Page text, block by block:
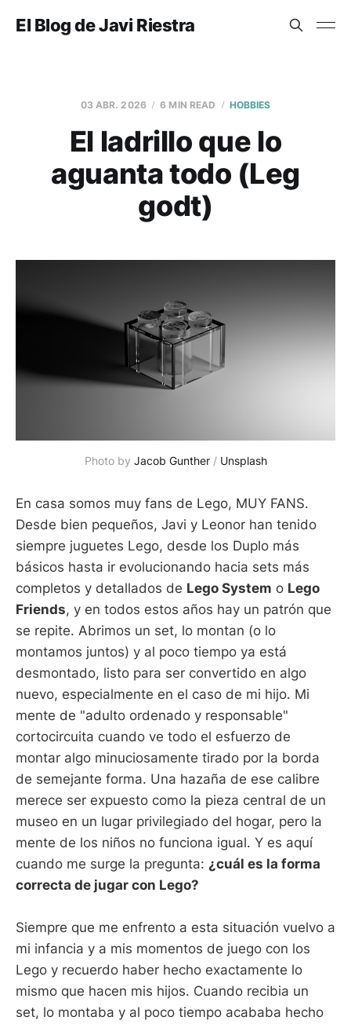
El Blog de Javi Riestra
03 ABR. 2026 6 MIN READ HOBBIES
El ladrillo que lo
aguanta todo (Leg
godt)
Photo by Jacob Gunther / Unsplash
En casa somos muy fans de Lego, MUY FANS.
Desde bien pequeños, Javi y Leonor han tenido
siempre juguetes Lego, desde los Duplo más
básicos hasta ir evolucionando hacia sets más
completos y detallados de Lego System o Lego
Friends, y en todos estos años hay un patrón que
se repite. Abrimos un set, lo montan (o lo
montamos juntos) y al poco tiempo ya está
desmontado, listo para ser convertido en algo
nuevo, especialmente en el caso de mi hijo. Mi
mente de "adulto ordenado y responsable"
cortocircuita cuando ve todo el esfuerzo de
montar algo minuciosamente tirado por la borda
de semejante forma. Una hazaña de ese calibre
merece ser expuesto como la pieza central de un
museo en un lugar privilegiado del hogar, pero la
mente de los niños no funciona igual. Y es aquí
cuando me surge la pregunta: ¿cuál es la forma
correcta de jugar con Lego?
Siempre que me enfrento a esta situación vuelvo a
mi infancia y a mis momentos de juego con los
Lego y recuerdo haber hecho exactamente lo
mismo que hacen mis hijos. Cuando recibia un
set, lo montaba y al poco tiempo acababa hecho